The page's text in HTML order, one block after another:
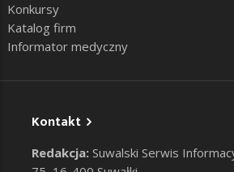
Konkursy
Katalog firm
Informator medyczny
Kontakt
Redakcja: Suwalski Serwis